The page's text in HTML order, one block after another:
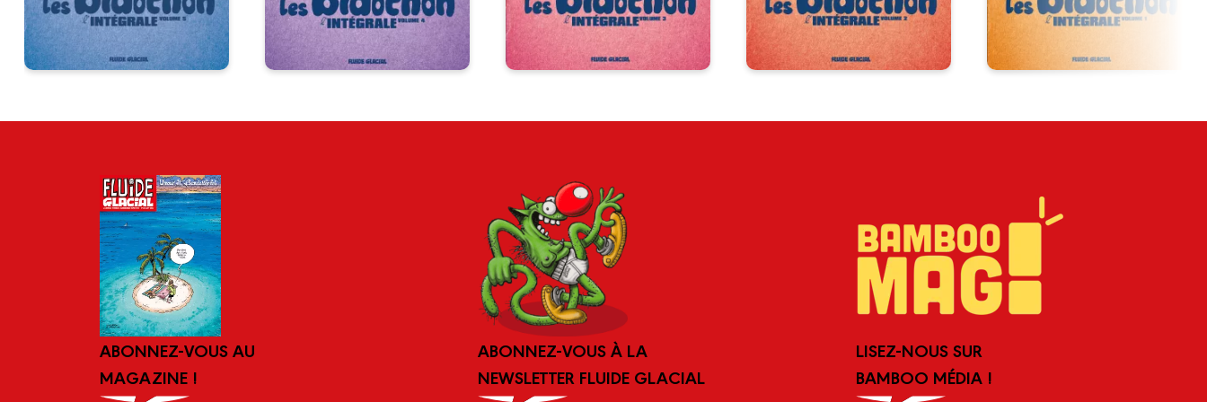
ABONNEZ-VOUS AU
MAGAZINE !
ABONNEZ-VOUS À LA
NEWSLETTER FLUIDE GLACIAL
LISEZ-NOUS SUR
BAMBOO MÉDIA !